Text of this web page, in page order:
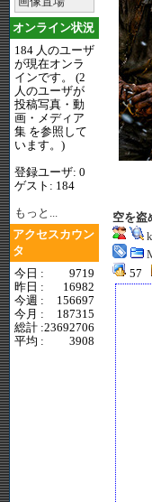
オンライン状況
184 人のユーザ
が現在オンラ
インです。 (2
人のユーザが
投稿写真・動
画・メディア
集 を参照して
います。)
登録ユーザ: 0
ゲスト: 184
もっと...
アクセスカウン
タ
今日 :
9719
昨日 :
16982
今週 :
156697
今月 :
187315
総計 :23692706
平均 :
3908
空を盗
57